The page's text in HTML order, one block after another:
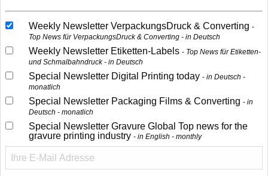
Weekly Newsletter VerpackungsDruck & Converting
Top News für VerpackungsDruck & Converting - in Deutsch
Weekly Newsletter Etiketten-Labels
Top News für Etiketten-
und Schmalbahndruck - in Deutsch
Special Newsletter Digital Printing today
in Deutsch -
monatlich
Special Newsletter Packaging Films & Converting
in
Deutsch - monatlich
Special Newsletter Gravure Global Top news for the
gravure printing industry
in English - monthly